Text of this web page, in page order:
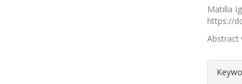
Matilla
https://
Abstract